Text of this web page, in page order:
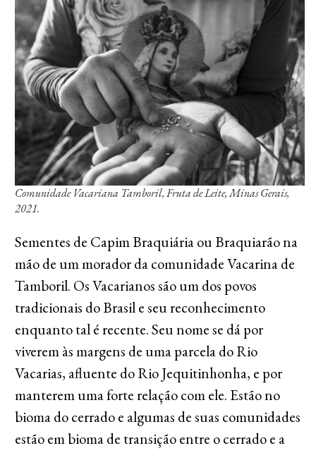
Comunidade Vacariana Tamboril, Fruta de Leite, Minas Gerais,
2021.
Sementes de Capim Braquiária ou Braquiarão na
mão de um morador da comunidade Vacarina de
Tamboril. Os Vacarianos são um dos povos
tradicionais do Brasil e seu reconhecimento
enquanto tal é recente. Seu nome se dá por
viverem às margens de uma parcela do Rio
Vacarias, afluente do Rio Jequitinhonha, e por
manterem uma forte relação com ele. Estão no
bioma do cerrado e algumas de suas comunidades
estão em bioma de transição entre o cerrado e a